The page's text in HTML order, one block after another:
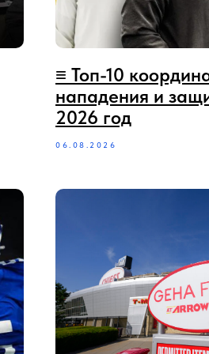
≡ Топ-10
нападения и
2026 год
06.08.2026